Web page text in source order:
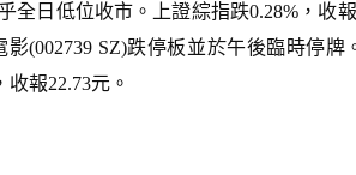
日低位收市。上證綜指跌0.28%，收
影(002739 SZ)跌停板並於午後臨時停
收報22.73元。